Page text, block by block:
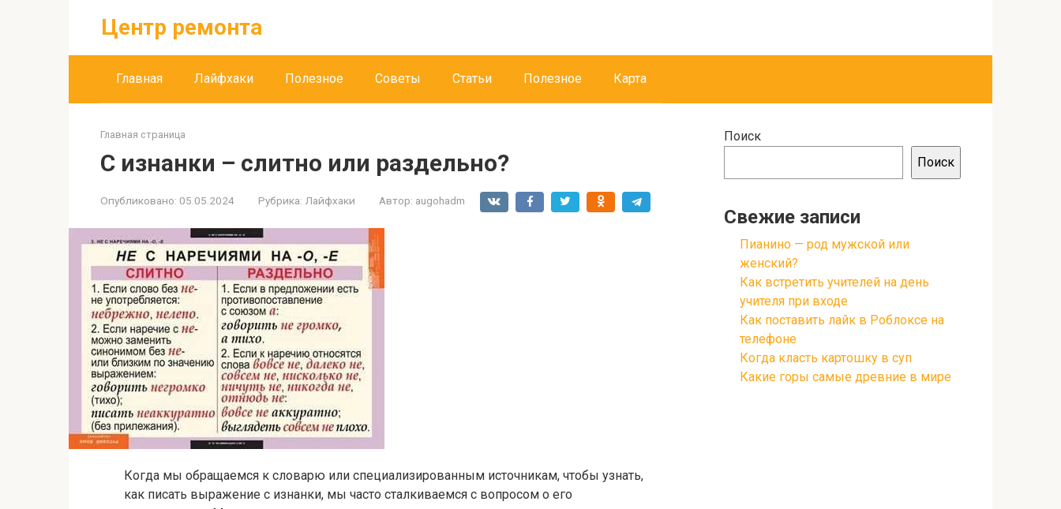
Центр ремонта
Главная Лайфхаки Полезное Советы Статьи Полезное Карта
Главная страница
С изнанки – слитно или раздельно?
Опубликовано: 05.05.2024 Рубрика: Лайфхаки Автор: augohadm
Когда мы обращаемся к словарю или специализированным источникам, чтобы узнать,
как писать выражение с изнанки, мы часто сталкиваемся с вопросом о его
Поиск
Поиск
Свежие записи
Пианино — род мужской или
женский?
Как встретить учителей на день
учителя при входе
Как поставить лайк в Роблоксе на
телефоне
Когда класть картошку в суп
Какие горы самые древние в мире